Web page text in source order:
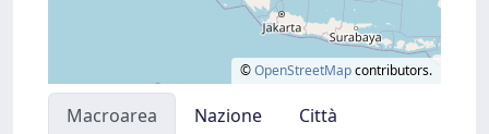
©OpenStreetMapcontributors.
Macroarea Nazione
Città